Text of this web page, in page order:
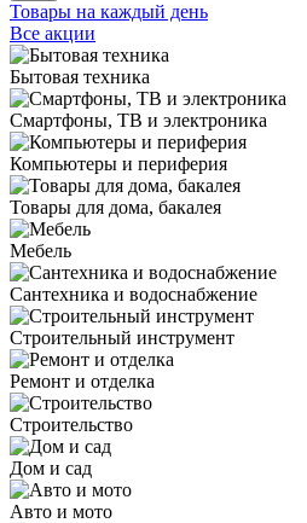
Товары на каждый день
Все акции
Бытовая техника
Смартфоны, ТВ и электроника
Компьютеры и периферия
Товары для дома, бакалея
Мебель
Сантехника и водоснабжение
Строительный инструмент
Ремонт и отделка
Строительство
Дом и сад
Авто и мото